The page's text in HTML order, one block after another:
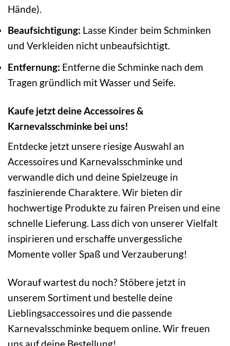
Hände).
Beaufsichtigung: Lasse Kinder beim Schminken
und Verkleiden nicht unbeaufsichtigt.
Entfernung: Entferne die Schminke nach dem
Tragen gründlich mit Wasser und Seife.
Kaufe jetzt deine Accessoires &
Karnevalsschminke bei uns!
Entdecke jetzt unsere riesige Auswahl an
Accessoires und Karnevalsschminke und
verwandle dich und deine Spielzeuge in
faszinierende Charaktere. Wir bieten dir
hochwertige Produkte zu fairen Preisen und eine
schnelle Lieferung. Lass dich von unserer Vielfalt
inspirieren und erschaffe unvergessliche
Momente voller Spaß und Verzauberung!
Worauf wartest du noch? Stöbere jetzt in
unserem Sortiment und bestelle deine
Lieblingsaccessoires und die passende
Karnevalsschminke bequem online. Wir freuen